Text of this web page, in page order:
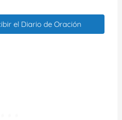
el Diario de Oración